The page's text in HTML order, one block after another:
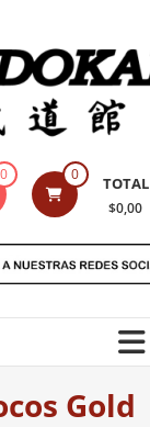
0 0 TOTAL
$0,00
Gold